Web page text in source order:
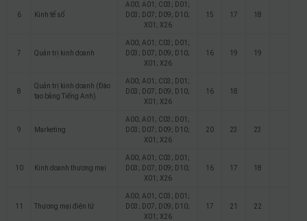
6 Kinh tế số
A00; A01; C03; D01;
D03; D07; D09; D10;
X01; X26
15 17 18
7 Quản trị kinh doanh
A00; A01; C03; D01;
D03; D07; D09; D10;
X01; X26
16 19 19
8
Quản trị kinh doanh (Đào
tạo bằng Tiếng Anh)
A00; A01; C03; D01;
D03; D07; D09; D10;
X01; X26
16 18
9 Marketing
A00; A01; C03; D01;
D03; D07; D09; D10;
X01; X26
20 23 23
10 Kinh doanh thương mại
A00; A01; C03; D01;
D03; D07; D09; D10;
X01; X26
16 17 18
11 Thương mại điện tử
A00; A01; C03; D01;
D03; D07; D09; D10;
X01; X26
17 21 22